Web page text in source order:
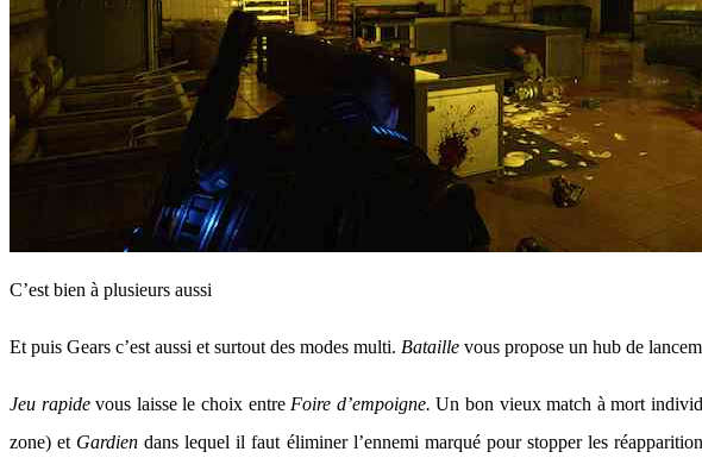
C’est bien à plusieurs aussi
Et puis Gears c’est aussi et surtout des modes multi. Bataille vous propose un hub de
Jeu rapidevous laisse le choix entre Foire d’empoigne.Un bon vieux match à mort
zone) et Gardien dans lequel il faut éliminer l’ennemi marqué pour stopper les